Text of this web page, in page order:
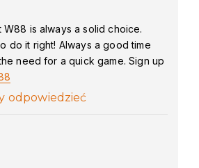
W88 is always a solid choice.
do it right! Always a good time
need for a quick game. Sign up
odpowiedzieć